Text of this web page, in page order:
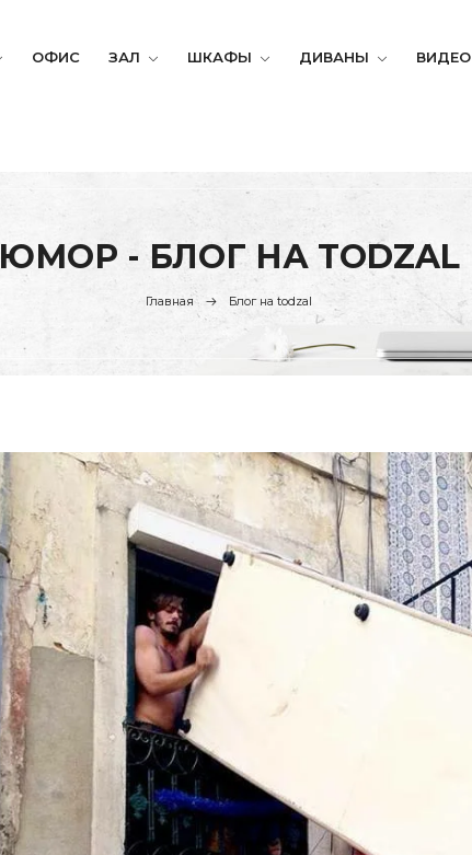
ОФИС ЗАЛ ШКАФЫ ДИВАНЫ ВИДЕО
ЮМОР - БЛОГ НА TODZAL
Главная Блог на todzal